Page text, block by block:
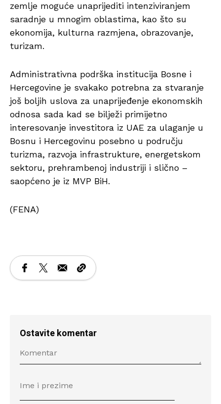
zemlje moguće unaprijediti intenziviranjem
saradnje u mnogim oblastima, kao što su
ekonomija, kulturna razmjena, obrazovanje,
turizam.
Administrativna podrška institucija Bosne i
Hercegovine je svakako potrebna za stvaranje
još boljih uslova za unaprijeđenje ekonomskih
odnosa sada kad se bilježi primijetno
interesovanje investitora iz UAE za ulaganje u
Bosnu i Hercegovinu posebno u području
turizma, razvoja infrastrukture, energetskom
sektoru, prehrambenoj industriji i slično –
saopćeno je iz MVP BiH.
(FENA)
Ostavite komentar